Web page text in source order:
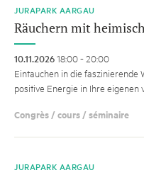
JURAPARK AARGAU
Räuchern mit
10.11.202618:00 - 20:00
Eintauchen in die faszinierende
positive Energie in Ihre eigenen
Congrès / cours / séminaire
JURAPARK AARGAU